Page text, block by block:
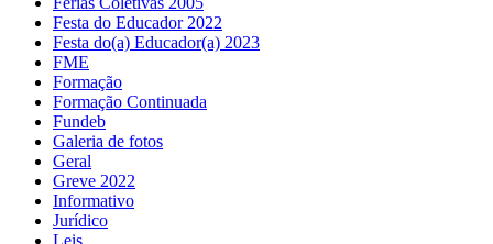
Festa do Educador 2022
Festa do(a) Educador(a) 2023
FME
Formação
Formação Continuada
Fundeb
Galeria de fotos
Geral
Greve 2022
Informativo
Jurídico
Leis